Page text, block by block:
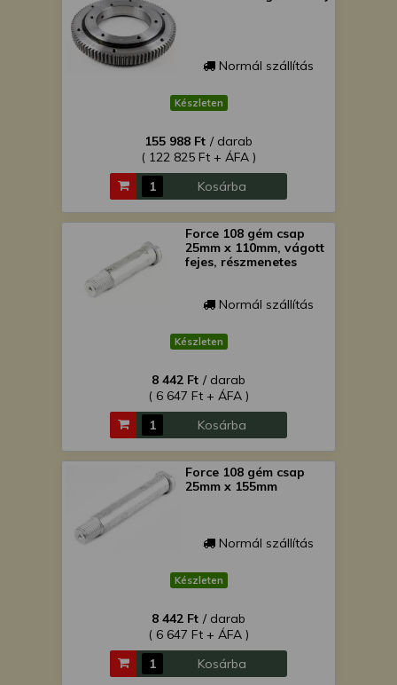
Normál szállítás
Készleten
155 988 Ft / darab
( 122 825 Ft + ÁFA )
Kosárba
Force 108 gém csap
25mm x 110mm, vágott
fejes, részmenetes
Normál szállítás
Készleten
8 442 Ft / darab
( 6 647 Ft + ÁFA )
Kosárba
Force 108 gém csap
25mm x 155mm
Normál szállítás
Készleten
8 442 Ft / darab
( 6 647 Ft + ÁFA )
Kosárba